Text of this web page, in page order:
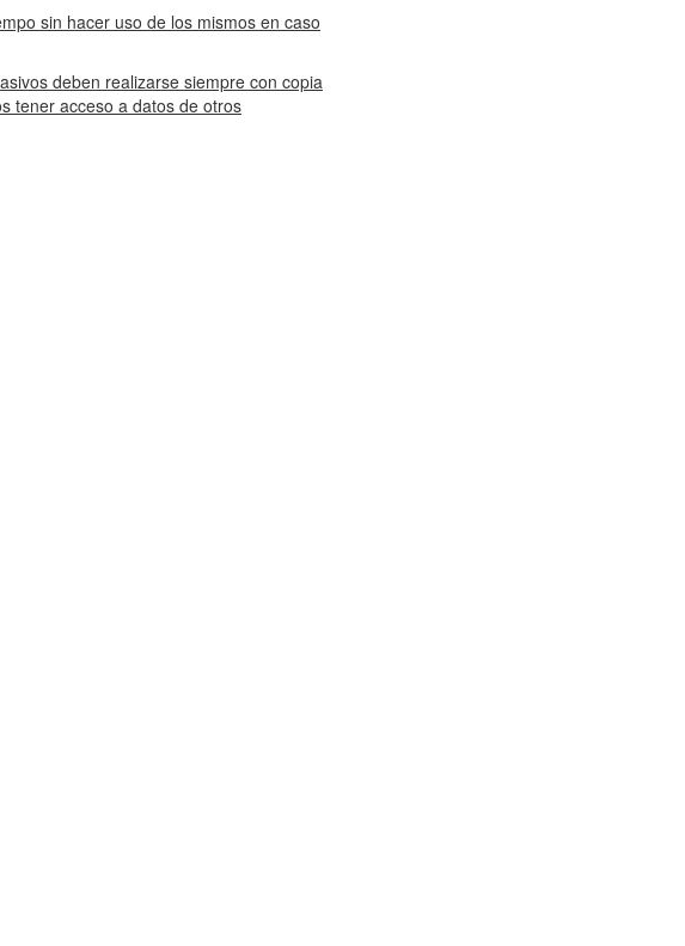
sin hacer uso de los mismos en caso
deben realizarse siempre con copia
tener acceso a datos de otros